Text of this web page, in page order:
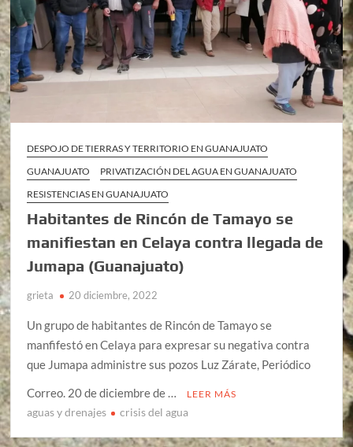
DESPOJO DE TIERRAS Y TERRITORIO EN GUANAJUATO
GUANAJUATO
PRIVATIZACIÓN DEL AGUA EN GUANAJUATO
RESISTENCIAS EN GUANAJUATO
Habitantes de Rincón de Tamayo se
manifiestan en Celaya contra llegada de
Jumapa (Guanajuato)
grieta 20 diciembre, 2022
Un grupo de habitantes de Rincón de Tamayo se
manfifestó en Celaya para expresar su negativa contra
que Jumapa administre sus pozos Luz Zárate, Periódico
Correo. 20 de diciembre de …
LEER MÁS
aguas y drenajes crisis del agua